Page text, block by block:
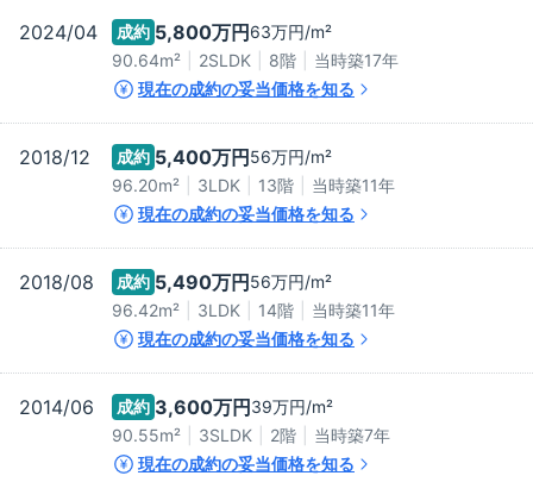
2024/04 成約 5,800万円63万円/m²
90.64m²
2SLDK 8階 当時築17年
現在の成約の妥当価格を知る
2018/12 成約 5,400万円56万円/m²
96.20m²
3LDK 13階 当時築11年
現在の成約の妥当価格を知る
2018/08 成約 5,490万円56万円/m²
96.42m²
3LDK 14階 当時築11年
現在の成約の妥当価格を知る
2014/06 成約 3,600万円39万円/m²
90.55m²
3SLDK 2階 当時築7年
現在の成約の妥当価格を知る